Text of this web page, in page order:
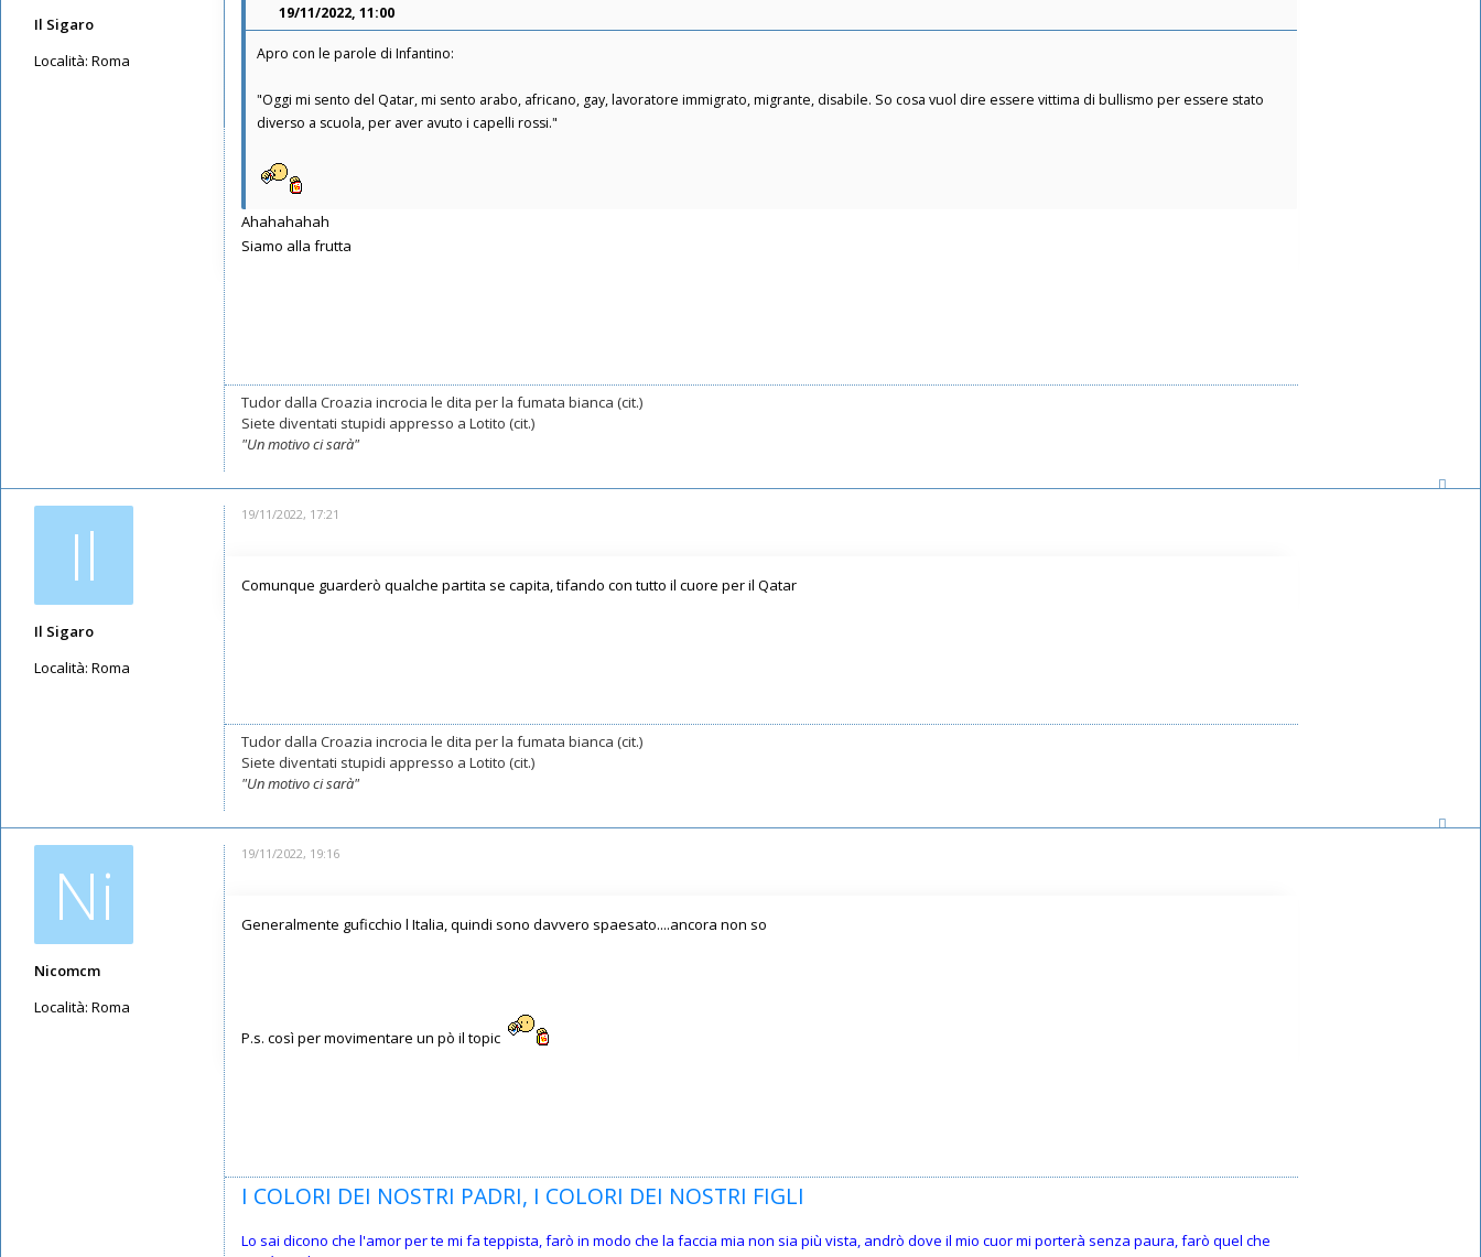
Il Sigaro
Località: Roma
19/11/2022, 11:00
Apro con le parole di Infantino:
"Oggi mi sento del Qatar, mi sento arabo, africano, gay, lavoratore immigrato, migrante, disabile. So cosa vuol dire essere vittima di bullismo per essere stato
diverso a scuola, per aver avuto i capelli rossi."
Ahahahahah
Siamo alla frutta
Tudor dalla Croazia incrocia le dita per la fumata bianca (cit.)
Siete diventati stupidi appresso a Lotito (cit.)
"Un motivo ci sarà"
Il
Il Sigaro
Località: Roma
19/11/2022, 17:21
Comunque guarderò qualche partita se capita, tifando con tutto il cuore per il Qatar
Tudor dalla Croazia incrocia le dita per la fumata bianca (cit.)
Siete diventati stupidi appresso a Lotito (cit.)
"Un motivo ci sarà"
Ni
Nicomcm
Località: Roma
19/11/2022, 19:16
Generalmente guficchio l Italia, quindi sono davvero spaesato....ancora non so
P.s. così per movimentare un pò il topic
I COLORI DEI NOSTRI PADRI, I COLORI DEI NOSTRI FIGLI
Lo sai dicono che l'amor per te mi fa teppista, farò in modo che la faccia mia non sia più vista, andrò dove il mio cuor mi porterà senza paura, farò quel che